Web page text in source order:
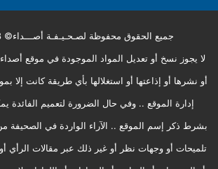
جميع الحقوق محفوظة لصـحـيـفـة أصـــداء© 2018 - 2025
لا يجوز نسخ أو تعديل المواد الموجودة في موقع أصداء
أو نشرها أو إذاعتها أو استغلالها بأي طريقة كانت
إدارة الموقع .. وفي حال الضرورة لتعميم الفائدة
بشرط ذكر إسم الموقع .. الآراء الواردة في الصحيفة
تلميحات أو وجهات نظر أو غير ذلك عبر مقالات الرأي